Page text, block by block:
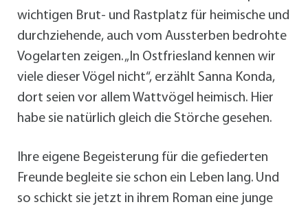
wichtigen Brut- und Rastplatz für heimische und
durchziehende, auch vom Aussterben bedrohte
Vogelarten zeigen. „In Ostfriesland kennen wir
viele dieser Vögel nicht“, erzählt Sanna Konda,
dort seien vor allem Wattvögel heimisch. Hier
habe sie natürlich gleich die Störche gesehen.
Ihre eigene Begeisterung für die gefiederten
Freunde begleite sie schon ein Leben lang. Und
so schickt sie jetzt in ihrem Roman eine junge